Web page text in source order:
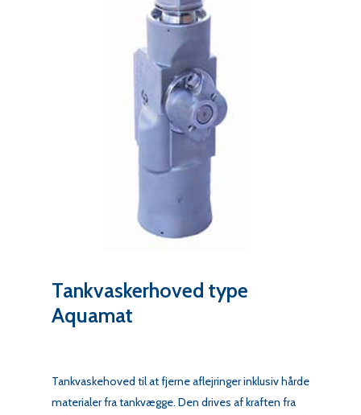
Tankvaskerhoved type
Aquamat
Tankvaskehoved til at fjerne aflejringer inklusiv hårde
materialer fra tankvægge. Den drives af kraften fra